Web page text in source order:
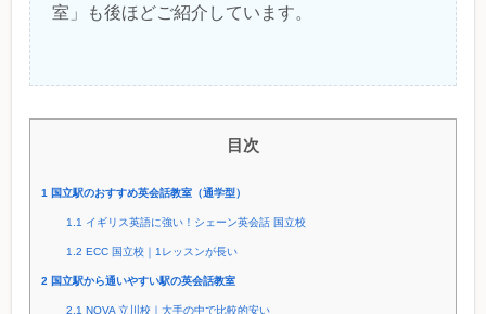
室」も後ほどご紹介しています。
目次
1 国立駅のおすすめ英会話教室（通学型）
1.1 イギリス英語に強い！シェーン英会話 国立校
1.2 ECC 国立校｜1レッスンが長い
2 国立駅から通いやすい駅の英会話教室
2.1 NOVA 立川校｜大手の中で比較的安い